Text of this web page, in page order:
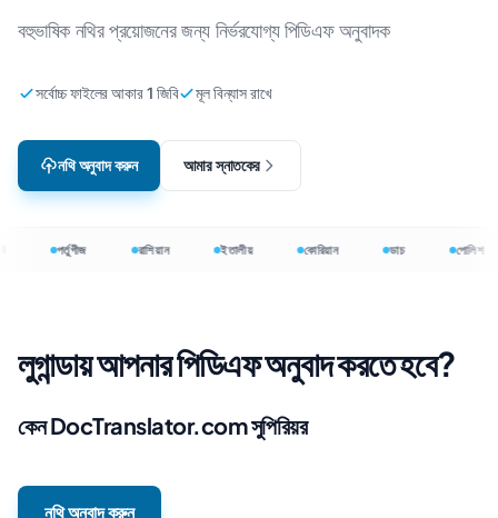
বহুভাষিক নথির প্রয়োজনের জন্য নির্ভরযোগ্য পিডিএফ অনুবাদক
সর্বোচ্চ ফাইলের আকার 1 জিবি মূল বিন্যাস রাখে
নথি অনুবাদ করুন আমার স্নাতকের
পর্তুগীজ রাশিয়ান ইতালীয় কোরিয়ান ডাচ পোলিশ
লুগান্ডায় আপনার পিডিএফ অনুবাদ করতে হবে?
কেন DocTranslator.com সুপিরিয়র
নথি অনুবাদ করুন